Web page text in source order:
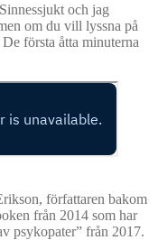
och jag
om du vill lyssna på
De första åtta minuterna
författaren bakom
från 2014 som har
psykopater” från 2017.